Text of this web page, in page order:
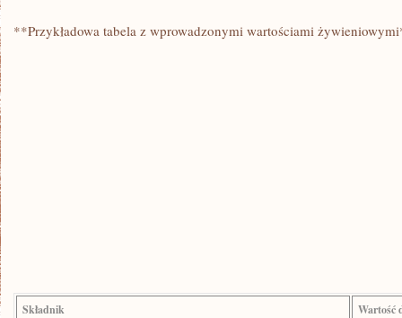
**Przykładowa tabela z wprowadzonymi⁣ wartościami
Składnik Wartość